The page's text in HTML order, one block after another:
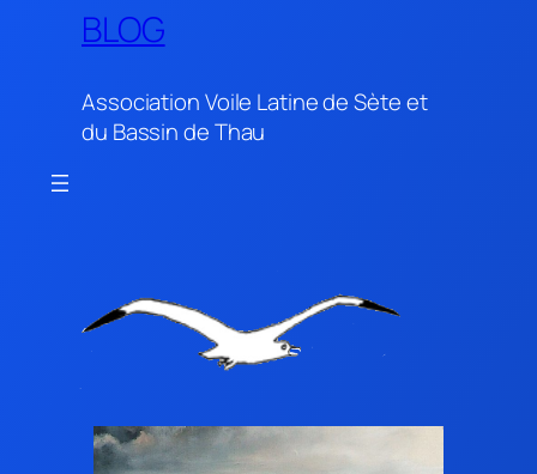
BLOG
Association Voile Latine de Sète et
du Bassin de Thau